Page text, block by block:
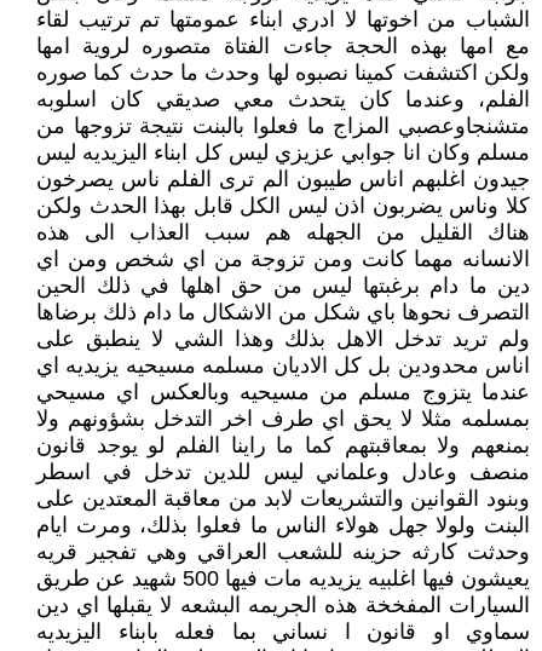
الشباب من اخوتها لا ادري ابناء عمومتها تم ترتيب لقاء
مع امها بهذه الحجة جاءت الفتاة متصوره لروية امها
ولكن اكتشفت كمينا نصبوه لها وحدث ما حدث كما صوره
الفلم، وعندما كان يتحدث معي صديقي كان اسلوبه
متشنجاوعصبي المزاج ما فعلوا بالبنت نتيجة تزوجها من
مسلم وكان انا جوابي عزيزي ليس كل ابناء اليزيديه ليس
جيدون اغلبهم اناس طيبون الم ترى الفلم ناس يصرخون
كلا وناس يضربون اذن ليس الكل قابل بهذا الحدث ولكن
هناك القليل من الجهله هم سبب العذاب الى هذه
الانسانه مهما كانت ومن تزوجة من اي شخص ومن اي
دين ما دام برغبتها ليس من حق اهلها في ذلك الحين
التصرف نحوها باي شكل من الاشكال ما دام ذلك برضاها
ولم تريد تدخل الاهل بذلك وهذا الشي لا ينطبق على
اناس محدودين بل كل الاديان مسلمه مسيحيه يزيديه اي
عندما يتزوج مسلم من مسيحيه وبالعكس اي مسيحي
بمسلمه مثلا لا يحق اي طرف اخر التدخل بشؤونهم ولا
بمنعهم ولا بمعاقبتهم كما ما راينا الفلم لو يوجد قانون
منصف وعادل وعلماني ليس للدين تدخل في اسطر
وبنود القوانين والتشريعات لابد من معاقبة المعتدين على
البنت ولولا جهل هولاء الناس ما فعلوا بذلك، ومرت ايام
وحدثت كارثه حزينه للشعب العراقي وهي تفجير قريه
يعيشون فيها اغلبيه يزيديه مات فيها 500 شهيد عن طريق
السيارات المفخخة هذه الجريمه البشعه لا يقبلها اي دين
سماوي او قانون ا نساني بما فعله بابناء اليزيديه